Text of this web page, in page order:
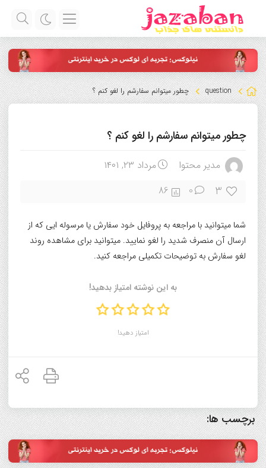
question چطور میتوانم سفارشم را لغو کنم ؟
چطور میتوانم سفارشم را لغو کنم ؟
مدیر محتوا مرداد ۲۳, ۱۴۰۱
3
0
86
شما میتوانید با مراجعه به پروفایل خود سفارش یا مرسوله ایی که از
ارسال آن منصرف شدید را لغو نمایید. میتوانید برای مشاهده روند
لغو سفارش به توضیحات تکمیلی مراجعه کنید.
به این نوشته امتیاز بدهید!
امتیاز دهید!
برچسب ها: